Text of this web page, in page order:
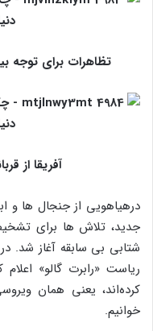
تظاهرات برای توجه
آفریقا از
درهیاهویی از جنجال‌ ها و
جدید، تلاش‌ ها برای
ریاست «رابرت گالو»
کرده‌اند، یعنی همان
خوانیم.